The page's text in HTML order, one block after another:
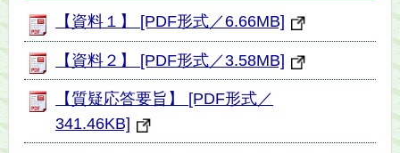
【資料１】 [PDF形式／6.66MB]
【資料２】 [PDF形式／3.58MB]
【質疑応答要旨】 [PDF形式／
341.46KB]